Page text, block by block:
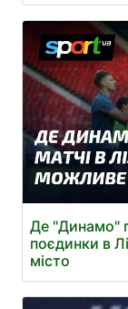
Де "Динамо"
поєдинки в
місто